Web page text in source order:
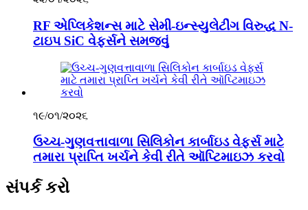
RF એપ્લિકેશન્સ માટે સેમી-ઇન્સ્યુલેટીંગ વિરુદ્ધ N-
ટાઇપ SiC વેફર્સને સમજવું
૧૯/૦૧/૨૦૨૬
ઉચ્ચ-ગુણવત્તાવાળા સિલિકોન કાર્બાઇડ વેફર્સ માટે
તમારા પ્રાપ્તિ ખર્ચને કેવી રીતે ઑપ્ટિમાઇઝ કરવો
સંપર્ક કરો